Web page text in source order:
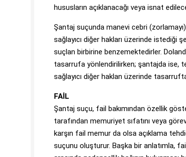
hususların açıklanacağı veya isnat
Şantaj suçunda manevi cebri
sağlayıcı diğer hakları üzerinde istediği
suçlan birbirine benzemektedirler.
tasarrufa yönlendirilirken; şantajda ise,
sağlayıcı diğer haklan üzerinde
FAİL
Şantaj suçu, fail bakımından özellik
tarafından memuriyet sıfatını veya
karşın fail memur da olsa açıklama
suçunu oluşturur. Başka bir anlatımla,